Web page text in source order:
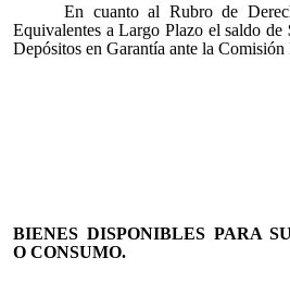
En cuanto al Rubro de
Equivalentes a Largo Plazo el saldo de
Depósitos en Garantía ante la
BIENES DISPONIBLES PARA
O CONSUMO.